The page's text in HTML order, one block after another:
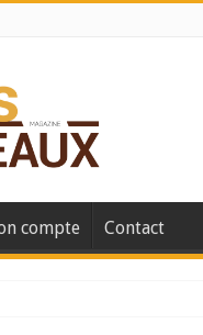
compte Contact